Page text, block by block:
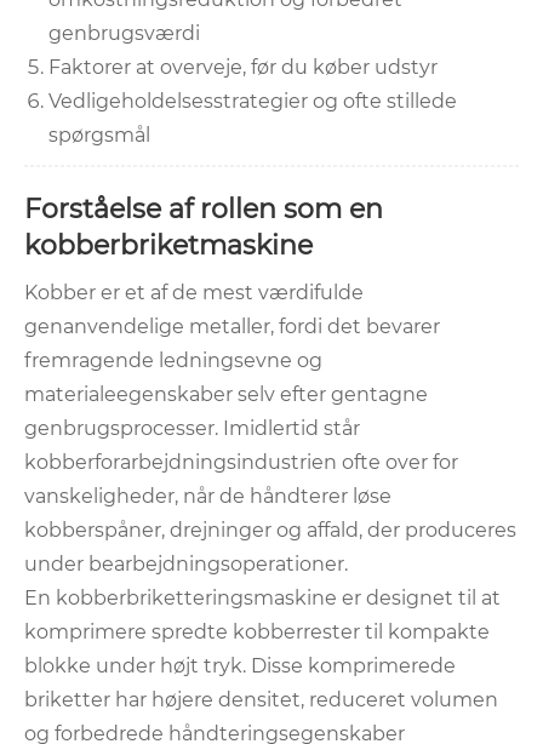
genbrugsværdi
Faktorer at overveje, før du køber udstyr
Vedligeholdelsesstrategier og ofte stillede
spørgsmål
Forståelse af rollen som en
kobberbriketmaskine
Kobber er et af de mest værdifulde
genanvendelige metaller, fordi det bevarer
fremragende ledningsevne og
materialeegenskaber selv efter gentagne
genbrugsprocesser. Imidlertid står
kobberforarbejdningsindustrien ofte over for
vanskeligheder, når de håndterer løse
kobberspåner, drejninger og affald, der produceres
under bearbejdningsoperationer.
En kobberbriketteringsmaskine er designet til at
komprimere spredte kobberrester til kompakte
blokke under højt tryk. Disse komprimerede
briketter har højere densitet, reduceret volumen
og forbedrede håndteringsegenskaber